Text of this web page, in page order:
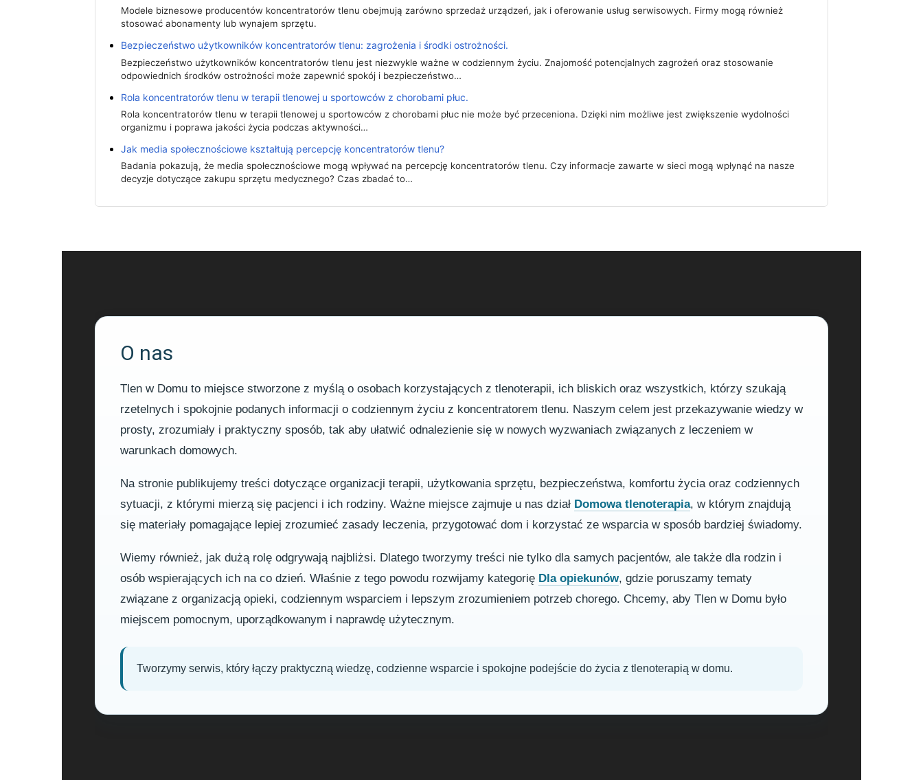
Modele biznesowe producentów koncentratorów tlenu obejmują zarówno sprzedaż urządzeń, jak i oferowanie usług serwisowych. Firmy mogą również
stosować abonamenty lub wynajem sprzętu.
Bezpieczeństwo użytkowników koncentratorów tlenu: zagrożenia i środki ostrożności.
Bezpieczeństwo użytkowników koncentratorów tlenu jest niezwykle ważne w codziennym życiu. Znajomość potencjalnych zagrożeń oraz stosowanie
odpowiednich środków ostrożności może zapewnić spokój i bezpieczeństwo…
Rola koncentratorów tlenu w terapii tlenowej u sportowców z chorobami płuc.
Rola koncentratorów tlenu w terapii tlenowej u sportowców z chorobami płuc nie może być przeceniona. Dzięki nim możliwe jest zwiększenie wydolności
organizmu i poprawa jakości życia podczas aktywności…
Jak media społecznościowe kształtują percepcję koncentratorów tlenu?
Badania pokazują, że media społecznościowe mogą wpływać na percepcję koncentratorów tlenu. Czy informacje zawarte w sieci mogą wpłynąć na nasze
decyzje dotyczące zakupu sprzętu medycznego? Czas zbadać to…
O nas
Tlen w Domu to miejsce stworzone z myślą o osobach korzystających z tlenoterapii, ich bliskich oraz wszystkich, którzy szukają
rzetelnych i spokojnie podanych informacji o codziennym życiu z koncentratorem tlenu. Naszym celem jest przekazywanie wiedzy w
prosty, zrozumiały i praktyczny sposób, tak aby ułatwić odnalezienie się w nowych wyzwaniach związanych z leczeniem w
warunkach domowych.
Na stronie publikujemy treści dotyczące organizacji terapii, użytkowania sprzętu, bezpieczeństwa, komfortu życia oraz codziennych
sytuacji, z którymi mierzą się pacjenci i ich rodziny. Ważne miejsce zajmuje u nas dział Domowa tlenoterapia, w którym znajdują
się materiały pomagające lepiej zrozumieć zasady leczenia, przygotować dom i korzystać ze wsparcia w sposób bardziej świadomy.
Wiemy również, jak dużą rolę odgrywają najbliżsi. Dlatego tworzymy treści nie tylko dla samych pacjentów, ale także dla rodzin i
osób wspierających ich na co dzień. Właśnie z tego powodu rozwijamy kategorię Dla opiekunów, gdzie poruszamy tematy
związane z organizacją opieki, codziennym wsparciem i lepszym zrozumieniem potrzeb chorego. Chcemy, aby Tlen w Domu było
miejscem pomocnym, uporządkowanym i naprawdę użytecznym.
Tworzymy serwis, który łączy praktyczną wiedzę, codzienne wsparcie i spokojne podejście do życia z tlenoterapią w domu.